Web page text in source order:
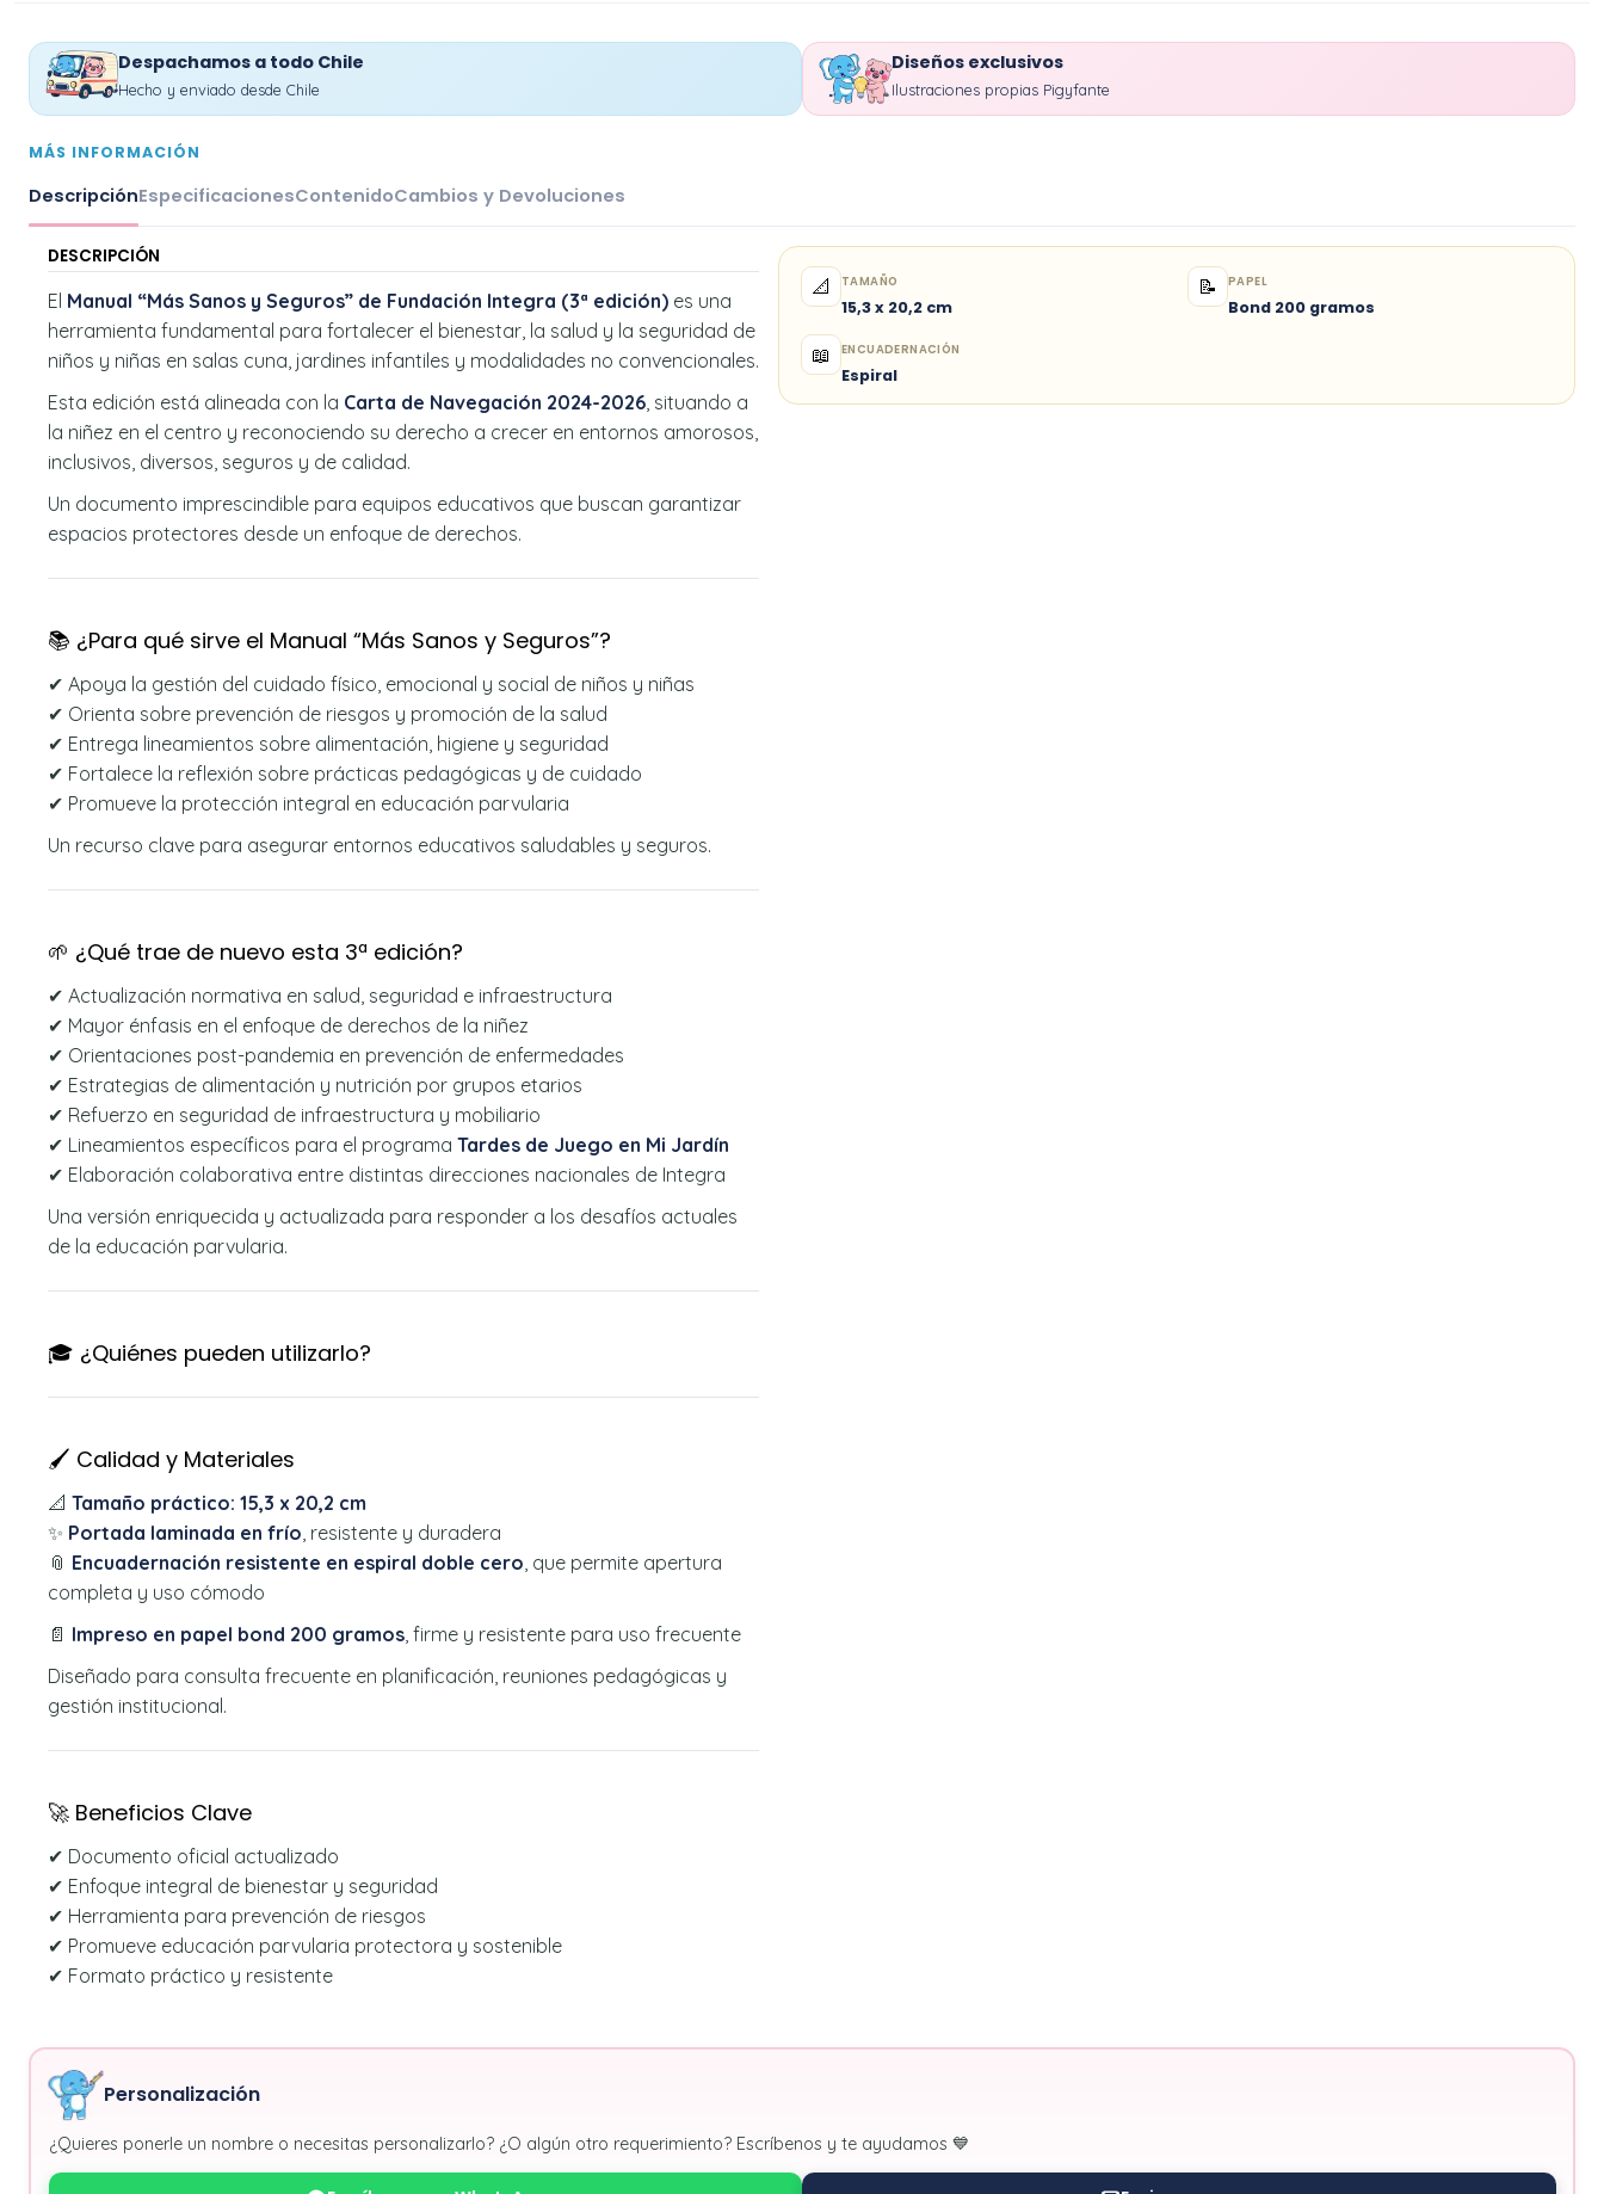
Despachamos a todo Chile
Hecho y enviado desde Chile
Diseños exclusivos
Ilustraciones propias Pigyfante
MÁS INFORMACIÓN
DescripciónEspecificacionesContenidoCambios y Devoluciones
DESCRIPCIÓN
El Manual “Más Sanos y Seguros” de Fundación Integra (3ª edición) es una
herramienta fundamental para fortalecer el bienestar, la salud y la seguridad de
niños y niñas en salas cuna, jardines infantiles y modalidades no convencionales.
Esta edición está alineada con la Carta de Navegación 2024-2026, situando a
la niñez en el centro y reconociendo su derecho a crecer en entornos amorosos,
inclusivos, diversos, seguros y de calidad.
Un documento imprescindible para equipos educativos que buscan garantizar
espacios protectores desde un enfoque de derechos.
📚 ¿Para qué sirve el Manual “Más Sanos y Seguros”?
✔ Apoya la gestión del cuidado físico, emocional y social de niños y niñas
✔ Orienta sobre prevención de riesgos y promoción de la salud
✔ Entrega lineamientos sobre alimentación, higiene y seguridad
✔ Fortalece la reflexión sobre prácticas pedagógicas y de cuidado
✔ Promueve la protección integral en educación parvularia
Un recurso clave para asegurar entornos educativos saludables y seguros.
🌱 ¿Qué trae de nuevo esta 3ª edición?
✔ Actualización normativa en salud, seguridad e infraestructura
✔ Mayor énfasis en el enfoque de derechos de la niñez
✔ Orientaciones post-pandemia en prevención de enfermedades
✔ Estrategias de alimentación y nutrición por grupos etarios
✔ Refuerzo en seguridad de infraestructura y mobiliario
✔ Lineamientos específicos para el programa Tardes de Juego en Mi Jardín
✔ Elaboración colaborativa entre distintas direcciones nacionales de Integra
Una versión enriquecida y actualizada para responder a los desafíos actuales
de la educación parvularia.
🎓 ¿Quiénes pueden utilizarlo?
🖌️ Calidad y Materiales
📐 Tamaño práctico: 15,3 x 20,2 cm
✨ Portada laminada en frío, resistente y duradera
📎 Encuadernación resistente en espiral doble cero, que permite apertura
completa y uso cómodo
📄 Impreso en papel bond 200 gramos, firme y resistente para uso frecuente
Diseñado para consulta frecuente en planificación, reuniones pedagógicas y
gestión institucional.
🚀 Beneficios Clave
✔ Documento oficial actualizado
✔ Enfoque integral de bienestar y seguridad
✔ Herramienta para prevención de riesgos
✔ Promueve educación parvularia protectora y sostenible
✔ Formato práctico y resistente
📐 TAMAÑO
15,3 x 20,2 cm
📝 PAPEL
Bond 200 gramos
📖 ENCUADERNACIÓN
Espiral
Personalización
¿Quieres ponerle un nombre o necesitas personalizarlo? ¿O algún otro requerimiento? Escríbenos y te ayudamos 💙